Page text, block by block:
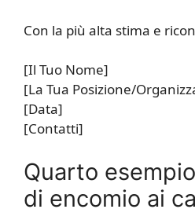
Con la più alta stima e
[Il Tuo Nome]
[La Tua Posizione/
[Data]
[Contatti]
Quarto
di encomio ai